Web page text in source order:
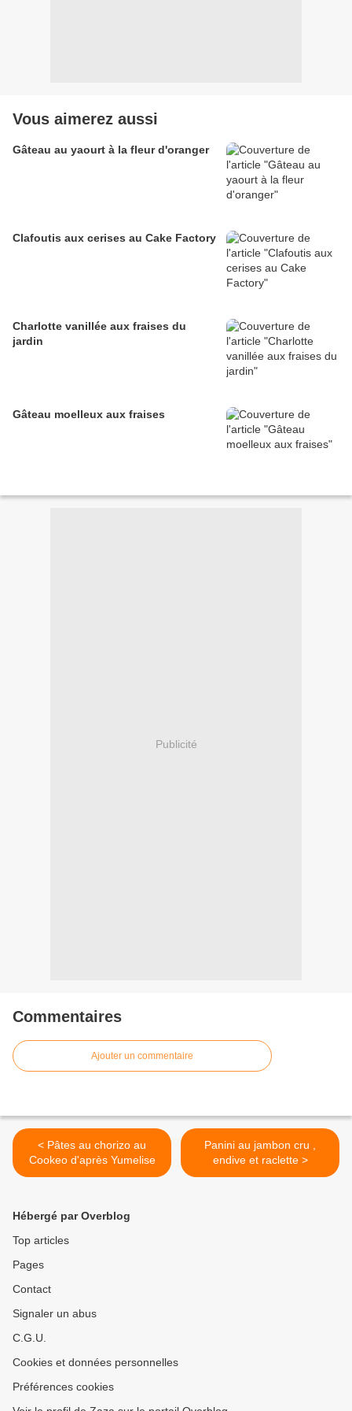
Vous aimerez aussi
Gâteau au yaourt à la fleur d'oranger
Clafoutis aux cerises au Cake Factory
Charlotte vanillée aux fraises du
jardin
Gâteau moelleux aux fraises
Publicité
Commentaires
Ajouter un commentaire
< Pâtes au chorizo au
Cookeo d'après Yumelise
Panini au jambon cru ,
endive et raclette >
Hébergé par Overblog
Top articles
Pages
Contact
Signaler un abus
C.G.U.
Cookies et données personnelles
Préférences cookies